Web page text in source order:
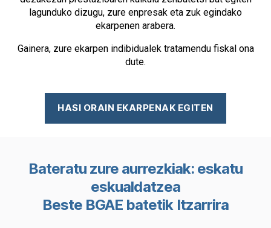
lagunduko dizugu, zure enpresak eta zuk egindako
ekarpenen arabera.
Gainera, zure ekarpen indibidualek tratamendu fiskal ona
dute.
HASI ORAIN EKARPENAK EGITEN
Bateratu zure aurrezkiak: eskatu
eskualdatzea
Beste BGAE batetik Itzarrira